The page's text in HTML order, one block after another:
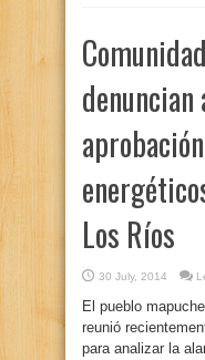
Los Ríos
30 July, 2014
El pueblo
reunió
para analizar la